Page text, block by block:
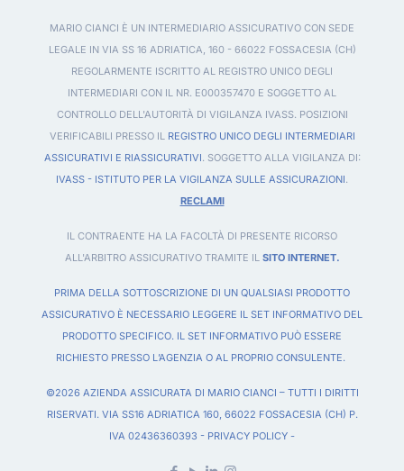
MARIO CIANCI È UN INTERMEDIARIO ASSICURATIVO CON SEDE
LEGALE IN VIA SS 16 ADRIATICA, 160 - 66022 FOSSACESIA (CH)
REGOLARMENTE ISCRITTO AL REGISTRO UNICO DEGLI
INTERMEDIARI CON IL NR. E000357470 E SOGGETTO AL
CONTROLLO DELL'AUTORITÀ DI VIGILANZA IVASS. POSIZIONI
VERIFICABILI PRESSO IL REGISTRO UNICO DEGLI INTERMEDIARI
ASSICURATIVI E RIASSICURATIVI. SOGGETTO ALLA VIGILANZA DI:
IVASS - ISTITUTO PER LA VIGILANZA SULLE ASSICURAZIONI.
RECLAMI
IL CONTRAENTE HA LA FACOLTÀ DI PRESENTE RICORSO
ALL'ARBITRO ASSICURATIVO TRAMITE IL SITO INTERNET.
PRIMA DELLA SOTTOSCRIZIONE DI UN QUALSIASI PRODOTTO
ASSICURATIVO È NECESSARIO LEGGERE IL SET INFORMATIVO DEL
PRODOTTO SPECIFICO. IL SET INFORMATIVO PUÒ ESSERE
RICHIESTO PRESSO L’AGENZIA O AL PROPRIO CONSULENTE.
©2026 AZIENDA ASSICURATA DI MARIO CIANCI – TUTTI I DIRITTI
RISERVATI. VIA SS16 ADRIATICA 160, 66022 FOSSACESIA (CH) P.
IVA 02436360393 - PRIVACY POLICY -